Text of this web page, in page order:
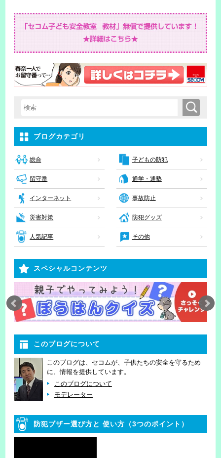
検索キーワード入力 検索
ブログカテゴリ
総合 子どもの防犯
留守番 通学・通塾
インターネット 事故防止
災害対策 防犯グッズ
人気記事 その他
スペシャルコンテンツ
このブログについて
このブログは、セコムが、子供たちの安全を守るため
に、情報を提供しています。
このブログについて
モデレーター
防犯ブザー選び方と 使い方（3つのポイント）